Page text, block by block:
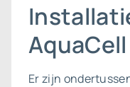
Er zijn